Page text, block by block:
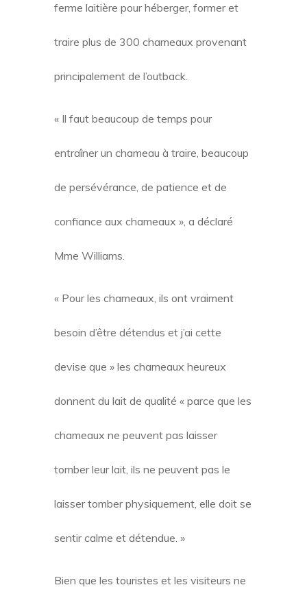
ferme laitière pour héberger, former et
traire plus de 300 chameaux provenant
principalement de l’outback.
« Il faut beaucoup de temps pour
entraîner un chameau à traire, beaucoup
de persévérance, de patience et de
confiance aux chameaux », a déclaré
Mme Williams.
« Pour les chameaux, ils ont vraiment
besoin d’être détendus et j’ai cette
devise que » les chameaux heureux
donnent du lait de qualité « parce que les
chameaux ne peuvent pas laisser
tomber leur lait, ils ne peuvent pas le
laisser tomber physiquement, elle doit se
sentir calme et détendue. »
Bien que les touristes et les visiteurs ne